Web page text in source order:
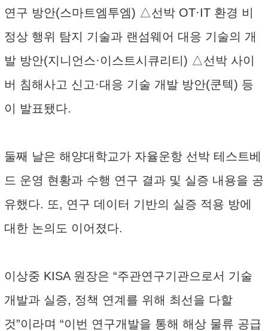
연구 방안(스마트엠투엠) △선박 OT·IT 환경 비
정상 행위 탐지 기술과 랜섬웨어 대응 기술의 개
발 방안(지니언스·이스트시큐리티) △선박 사이
버 침해사고 신고·대응 기술 개발 방안(쿤텍) 등
이 발표됐다.
둘째 날은 해양대학교가 자율운항 선박 테스트베
드 운영 현황과 수행 연구 결과 및 실증 내용을 공
유했다. 또, 연구 데이터 기반의 실증 적용 방에
대한 논의도 이어졌다.
이상중 KISA 원장은 “주관연구기관으로서 기술
개발과 실증, 정책 연계를 위해 최선을 다할
것”이라며 “이번 연구개발을 통해 해상 물류 공급